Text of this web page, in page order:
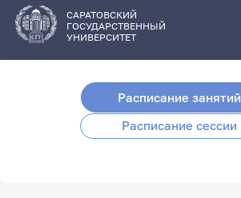
основному
содержанию
САРАТОВСКИЙ
ГОСУДАРСТВЕННЫЙ
УНИВЕРСИТЕТ
Расписание занятий
Расписание сессии